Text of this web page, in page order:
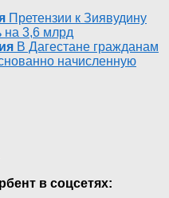
Претензии к Зиявудину
на 3,6 млрд
В Дагестане гражданам
начисленную
в соцсетях: